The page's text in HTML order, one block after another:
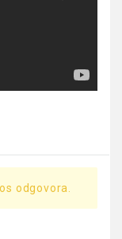
odgovora.